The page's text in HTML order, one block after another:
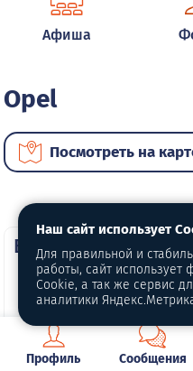
Афиша
Opel
Посмотреть на
ВИП автомобили
Профиль Сообщения
Наш сайт использует
Для правильной и
работы, сайт использует
Cookie, а так же сервис
аналитики